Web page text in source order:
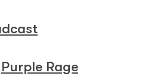
Purple Rage